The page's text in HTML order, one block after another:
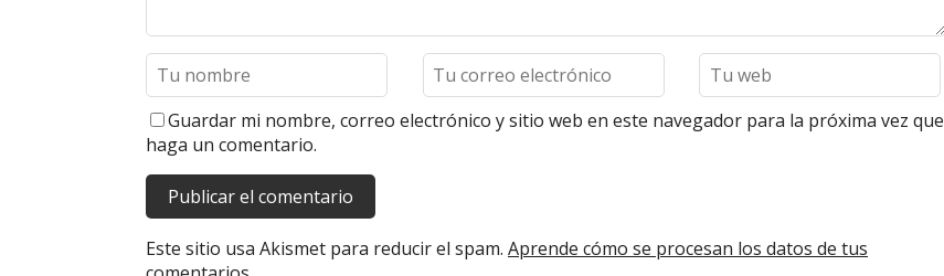
Guardar mi nombre, correo electrónico y sitio web en este navegador para la próxima vez que
haga un comentario.
Este sitio usa Akismet para reducir el spam. Aprende cómo se procesan los datos de tus